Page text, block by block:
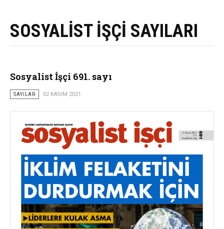
SOSYALİST İŞÇİ SAYILARI
Sosyalist İşçi 691. sayı
SAYILAR 02 KASIM 2021